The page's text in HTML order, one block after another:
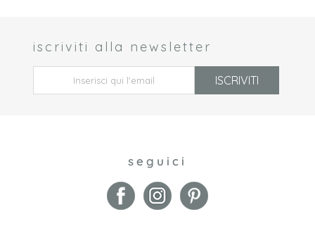
iscriviti alla newsletter
ISCRIVITI
seguici